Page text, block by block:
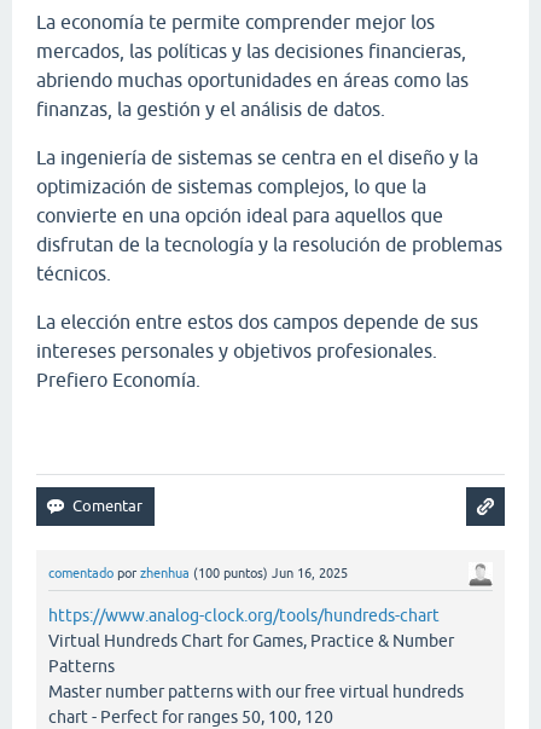
La economía te permite comprender mejor los
mercados, las políticas y las decisiones financieras,
abriendo muchas oportunidades en áreas como las
finanzas, la gestión y el análisis de datos.
La ingeniería de sistemas se centra en el diseño y la
optimización de sistemas complejos, lo que la
convierte en una opción ideal para aquellos que
disfrutan de la tecnología y la resolución de problemas
técnicos.
La elección entre estos dos campos depende de sus
intereses personales y objetivos profesionales.
Prefiero Economía.
comentado por zhenhua (100 puntos) Jun 16, 2025
https://www.analog-clock.org/tools/hundreds-chart
Virtual Hundreds Chart for Games, Practice & Number
Patterns
Master number patterns with our free virtual hundreds
chart - Perfect for ranges 50, 100, 120